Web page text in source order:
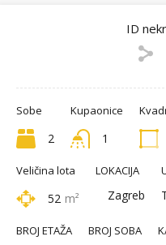
ID
Sobe
2
Kupaonice
1
Veličina lota
52 m²
LOKACIJA
Zagreb
BROJ ETAŽA BROJ SOBA